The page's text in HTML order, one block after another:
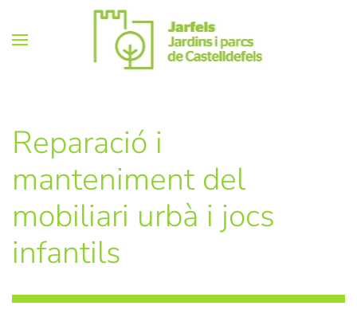
Reparació i
manteniment del
mobiliari urbà i jocs
infantils